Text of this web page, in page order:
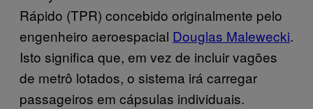
Rápido (TPR) concebido originalmente pelo
engenheiro aeroespacial Douglas Malewecki.
Isto significa que, em vez de incluir vagões
de metrô lotados, o sistema irá carregar
passageiros em cápsulas individuais.